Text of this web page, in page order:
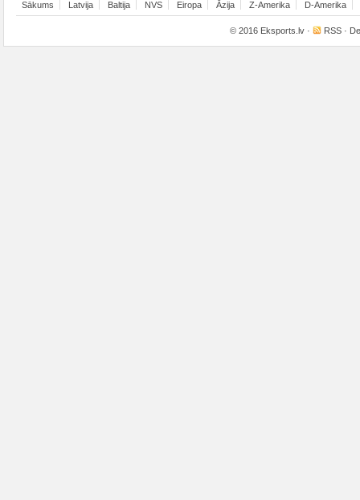
Sākums Latvija Baltija NVS Eiropa Āzija Z-Amerika D-Amerika
© 2016 Eksports.lv · RSS ·